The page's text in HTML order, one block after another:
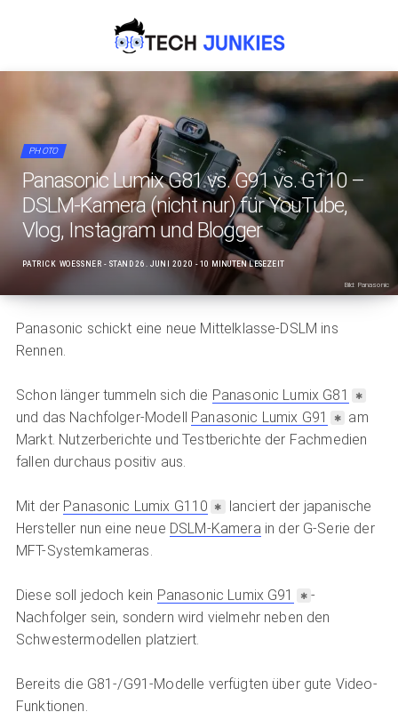
PHOTO
Panasonic Lumix G81 vs. G91 vs. G110 –
DSLM-Kamera (nicht nur) für YouTube,
Vlog, Instagram und Blogger
PATRICK WOESSNER - STAND 26. JUNI 2020 - 10 MINUTEN LESEZEIT
Bild: Panasonic
Panasonic schickt eine neue Mittelklasse-DSLM ins
Rennen.
Schon länger tummeln sich die Panasonic Lumix G81
und das Nachfolger-Modell Panasonic Lumix G91
am
Markt. Nutzerberichte und Testberichte der Fachmedien
fallen durchaus positiv aus.
Mit der Panasonic Lumix G110
lanciert der japanische
Hersteller nun eine neue DSLM-Kamera in der G-Serie der
MFT-Systemkameras.
Diese soll jedoch kein Panasonic Lumix G91
-
Nachfolger sein, sondern wird vielmehr neben den
Schwestermodellen platziert.
Bereits die G81-/G91-Modelle verfügten über gute Video-
Funktionen.